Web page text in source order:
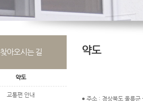
찾아오시는 길
약도
교통편 안내
약도
● 주소 : 경상북도 울릉